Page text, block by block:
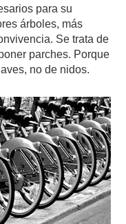
para su
árboles, más
Se trata de
parches. Porque
no de nidos.